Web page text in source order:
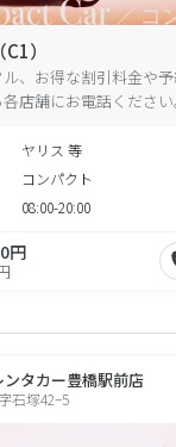
）
、お得な割引料金や
店舗にお電話ください
ヤリス 等
コンパクト
08:00-20:00
円
タカー豊橋駅前店
石塚42−5